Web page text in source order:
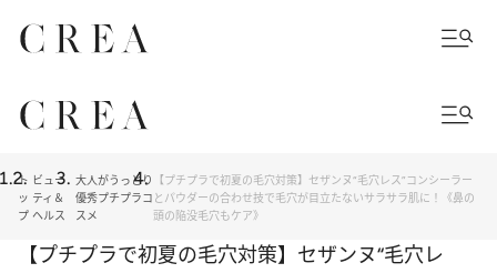
ト
ッ
プ
ビュー
ティ＆
ヘルス
大人がうっとり
優秀プチプラコ
スメ
【プチプラで初夏の毛穴対策】セザンヌ“毛穴レス”コンシーラー
とパウダーの合わせ技で毛穴が目立たないサラサラ肌に！《鼻の
頭の陥没毛穴もケア》
【プチプラで初夏の毛穴対策】セザンヌ“毛穴レ